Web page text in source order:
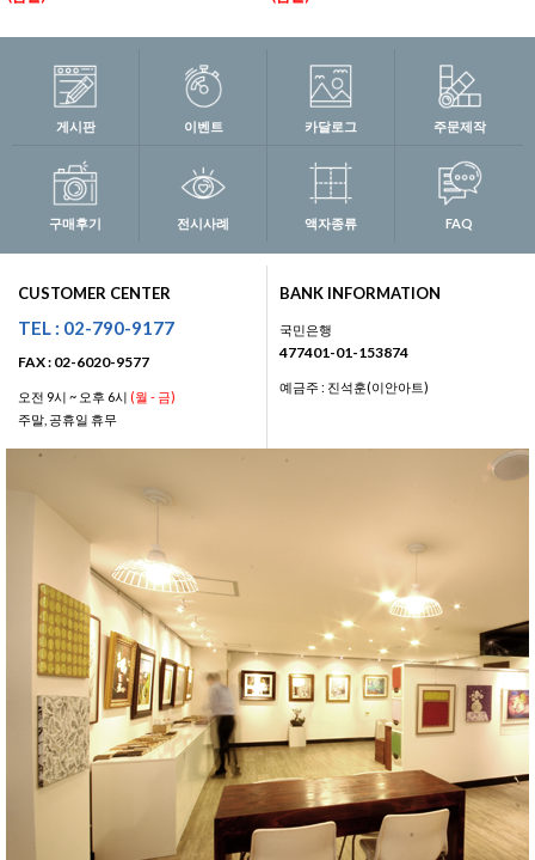
게시판 이벤트 카달로그 주문제작
구매후기 전시사례 액자종류 FAQ
CUSTOMER CENTER
TEL : 02-790-9177
FAX : 02-6020-9577
오전 9시 ~ 오후 6시 (월 - 금)
주말, 공휴일 휴무
BANK INFORMATION
국민은행
477401-01-153874
예금주 : 진석훈(이안아트)